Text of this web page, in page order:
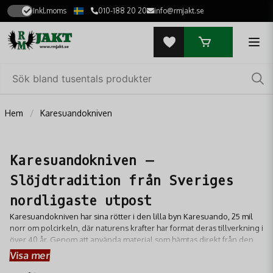
Inkl.moms 010-188 20 20 info@rmjakt.se
Hem Karesuandokniven
Karesuandokniven –
Slöjdtradition från Sveriges
nordligaste utpost
Karesuandokniven har sina rötter i den lilla byn Karesuando, 25 mil
norr om polcirkeln, där naturens krafter har format deras tillverkning i
över 40 år. Genom att använda material som hämtas direkt från den
arktiska miljön – såsom masurbjörk, renhorn och läder – skapar de
knivar och yxor som är lika vackra som de är slitstarka. Varje produkt
Visa mer